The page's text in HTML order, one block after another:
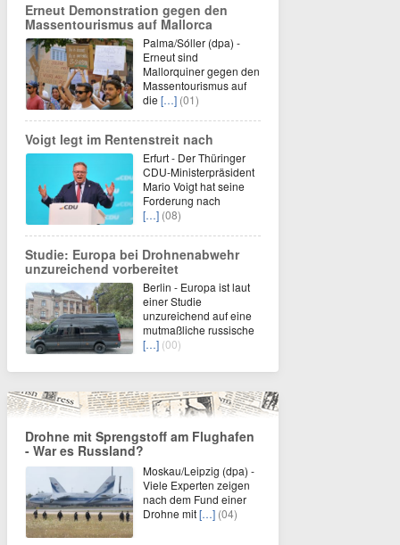
Erneut Demonstration gegen den
Massentourismus auf Mallorca
Palma/Sóller (dpa) -
Erneut sind
Mallorquiner gegen den
Massentourismus auf
die […] (01)
Voigt legt im Rentenstreit nach
Erfurt - Der Thüringer
CDU-Ministerpräsident
Mario Voigt hat seine
Forderung nach
[…] (08)
Studie: Europa bei Drohnenabwehr
unzureichend vorbereitet
Berlin - Europa ist laut
einer Studie
unzureichend auf eine
mutmaßliche russische
[…] (00)
Drohne mit Sprengstoff am Flughafen
- War es Russland?
Moskau/Leipzig (dpa) -
Viele Experten zeigen
nach dem Fund einer
Drohne mit[…] (04)